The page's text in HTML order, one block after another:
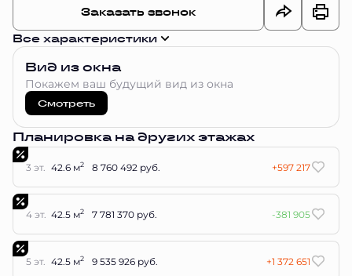
Заказать звонок
Все характеристики
Вид из окна
Покажем ваш будущий вид из окна
Смотреть
Планировка на других этажах
3 эт. 42.6 м2 8 760 492 руб. +597 217
4 эт. 42.5 м2 7 781 370 руб. -381 905
5 эт. 42.5 м2 9 535 926 руб. +1 372 651